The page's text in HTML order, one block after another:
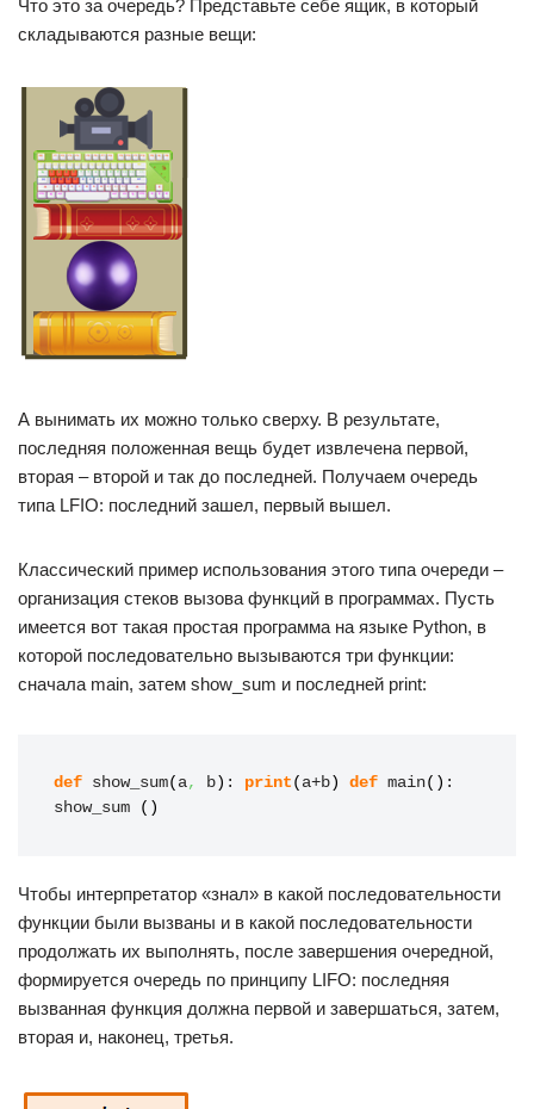
Что это за очередь? Представьте себе ящик, в который
складываются разные вещи:
А вынимать их можно только сверху. В результате,
последняя положенная вещь будет извлечена первой,
вторая – второй и так до последней. Получаем очередь
типа LFIO: последний зашел, первый вышел.
Классический пример использования этого типа очереди –
организация стеков вызова функций в программах. Пусть
имеется вот такая простая программа на языке Python, в
которой последовательно вызываются три функции:
сначала main, затем show_sum и последней print:
def show_sum( a, b) : print ( a+b) def main( ) :
show_sum
( )
Чтобы интерпретатор «знал» в какой последовательности
функции были вызваны и в какой последовательности
продолжать их выполнять, после завершения очередной,
формируется очередь по принципу LIFO: последняя
вызванная функция должна первой и завершаться, затем,
вторая и, наконец, третья.